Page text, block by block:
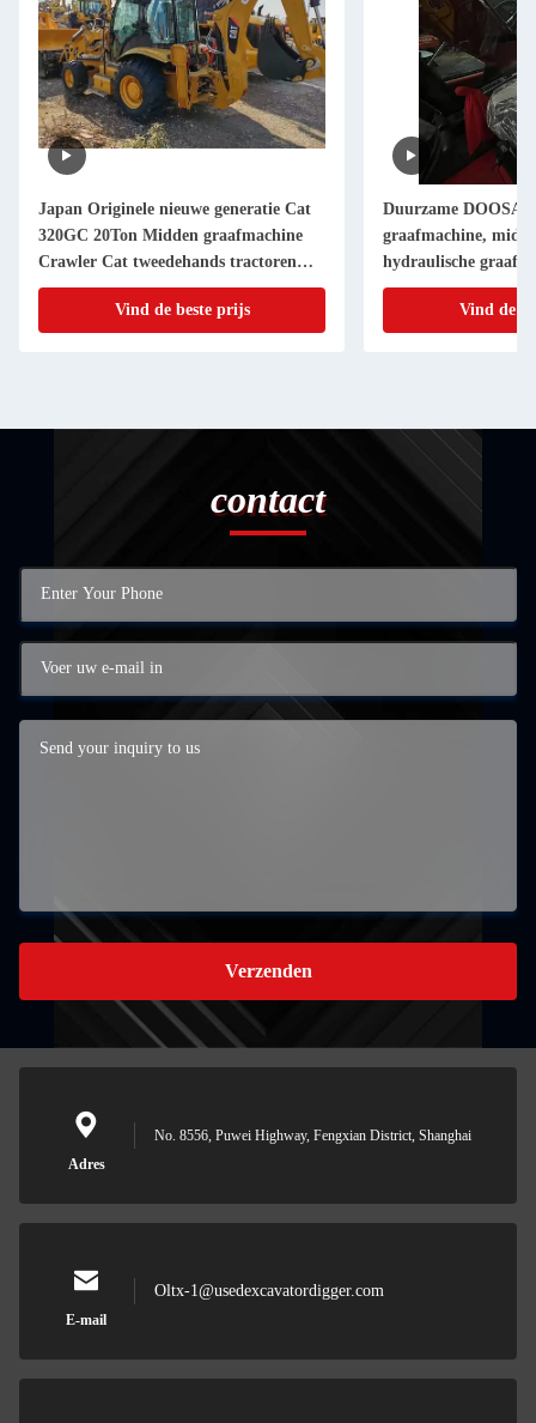
Japan Originele nieuwe generatie Cat
320GC 20Ton Midden graafmachine
Crawler Cat tweedehands tractoren
Cat320GC voor verkoop Crawler
Vind de beste prijs
Duurzame
graafmachine,
hydraulische
wegbouw/huis
landbouwgrond
Vind de
contact
Verzenden
Adres
No. 8556, Puwei Highway, Fengxian District, Shanghai
E-mail
Oltx-1@usedexcavatordigger.com